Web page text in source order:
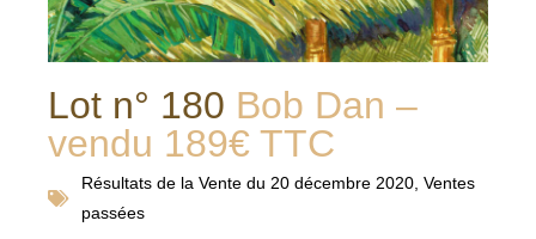
Lot n° 180 Bob Dan –
vendu 189€ TTC
Résultats de la Vente du 20 décembre 2020 Ventes
passées